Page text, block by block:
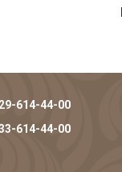
614-44-00
614-44-00